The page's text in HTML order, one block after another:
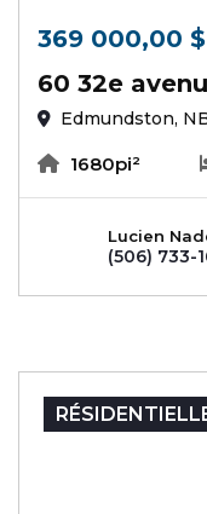
369 000,00 $
60 32e
Edmundston,
1680pi²
Lucien
(506) 733-